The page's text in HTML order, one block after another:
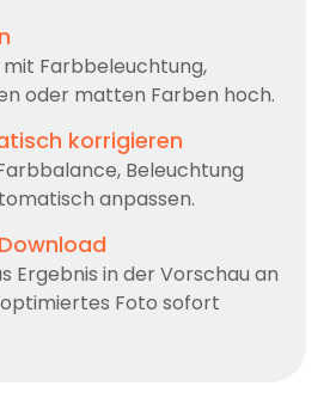
mit Farbbeleuchtung,
oder matten Farben hoch.
korrigieren
Beleuchtung
anpassen.
Ergebnis in der Vorschau an
Foto sofort